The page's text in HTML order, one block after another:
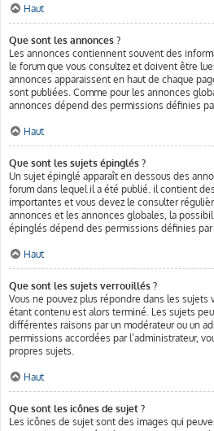
Haut
Que sont les annonces ?
Les annonces contiennent souvent des
le forum que vous consultez et doivent être
annonces apparaissent en haut de chaque
sont publiées. Comme pour les annonces
annonces dépend des permissions définies
Haut
Que sont les sujets épinglés ?
Un sujet épinglé apparaît en dessous des
forum dans lequel il a été publié. il contient
importantes et vous devez le consulter
annonces et les annonces globales, la
épinglés dépend des permissions définies par
Haut
Que sont les sujets verrouillés ?
Vous ne pouvez plus répondre dans les
étant contenu est alors terminé. Les sujets
différentes raisons par un modérateur ou un
permissions accordées par l’administrateur,
propres sujets.
Haut
Que sont les icônes de sujet ?
Les icônes de sujet sont des images qui